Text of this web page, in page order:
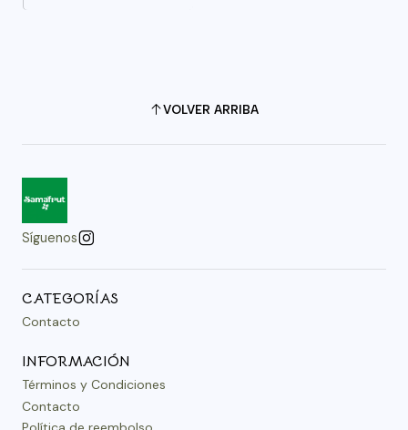
VOLVER ARRIBA
Síguenos
CATEGORÍAS
Contacto
INFORMACIÓN
Términos y Condiciones
Contacto